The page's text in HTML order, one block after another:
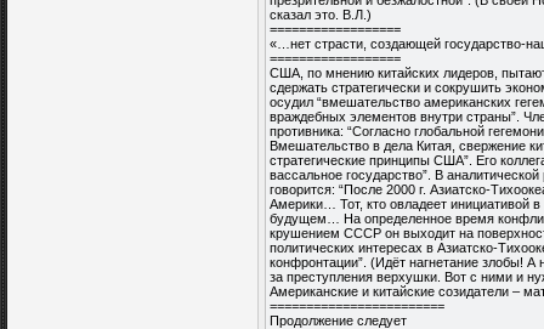
сказал это. В.Л.)
==================
«…нет страсти, создающей государство-
==================
США, по мнению китайских лидеров,
сдержать стратегически и сокрушить
осудил “вмешательство американских
враждебных элементов внутри страны”.
противника: “Согласно глобальной
Вмешательство в дела Китая, свержение
стратегические принципы США”. Его
вассальное государство”. В
говорится: “После 2000 г. Азиатско-
Америки… Тот, кто овладеет инициативой
будущем… На определенное время
крушением СССР он выходит на
политических интересах в Азиатско-
конфронтации”. (Идёт нагнетание злобы!
за преступления верхушки. Вот с ними и
Американские и китайские созидатели –
========================
Продолжение следует